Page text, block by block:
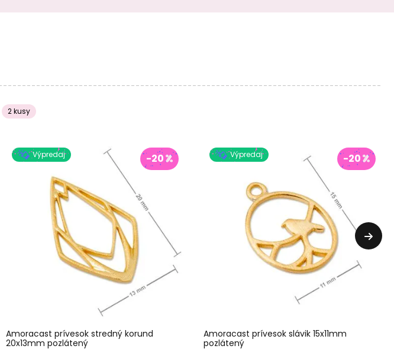
2 kusy
Výpredaj -20
Amoracast prívesok stredný korund
20x13mm pozlátený
Výpredaj -20
Amoracast prívesok slávik 15x11mm
pozlátený